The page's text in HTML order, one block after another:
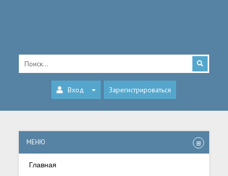
Вход Зарегистрироваться
МЕНЮ
Главная